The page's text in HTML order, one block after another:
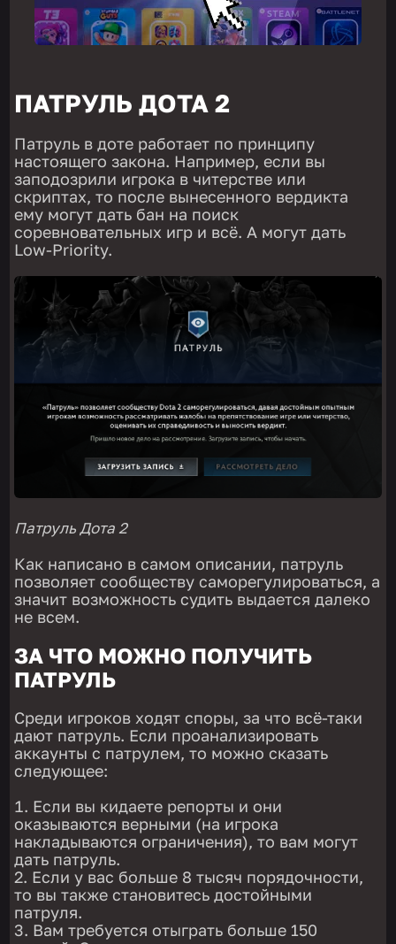
ПАТРУЛЬ ДОТА 2
Патруль в доте работает по принципу
настоящего закона. Например, если вы
заподозрили игрока в читерстве или
скриптах, то после вынесенного вердикта
ему могут дать бан на поиск
соревновательных игр и всё. А могут дать
Low-Priority.
Патруль Дота 2
Как написано в самом описании, патруль
позволяет сообществу саморегулироваться, а
значит возможность судить выдается далеко
не всем.
ЗА ЧТО МОЖНО ПОЛУЧИТЬ
ПАТРУЛЬ
Среди игроков ходят споры, за что всё-таки
дают патруль. Если проанализировать
аккаунты с патрулем, то можно сказать
следующее:
Если вы кидаете репорты и они
оказываются верными (на игрока
накладываются ограничения), то вам могут
дать патруль.
Если у вас больше 8 тысяч порядочности,
то вы также становитесь достойными
патруля.
Вам требуется отыграть больше 150